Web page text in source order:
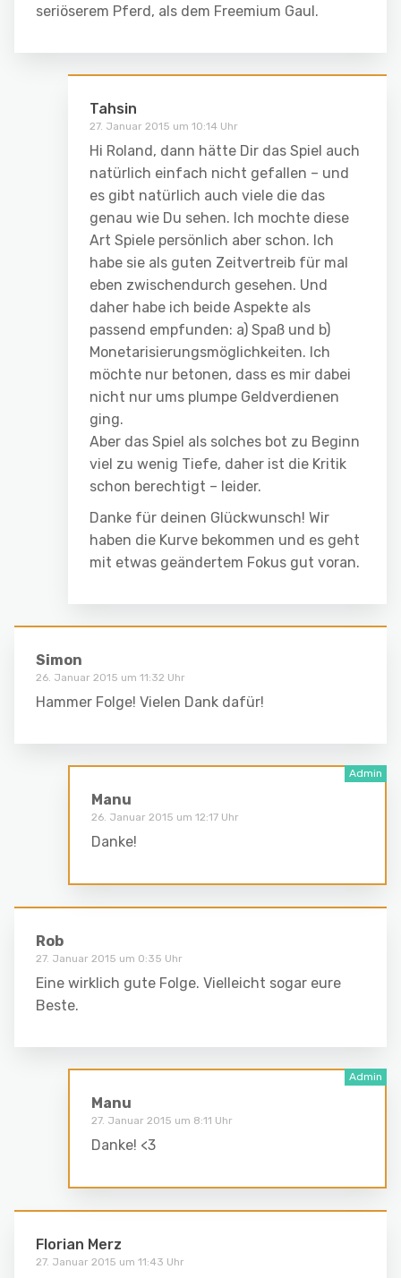
seriöserem Pferd, als dem Freemium Gaul.
Tahsin
27. Januar 2015 um 10:14 Uhr
Hi Roland, dann hätte Dir das Spiel auch
natürlich einfach nicht gefallen – und
es gibt natürlich auch viele die das
genau wie Du sehen. Ich mochte diese
Art Spiele persönlich aber schon. Ich
habe sie als guten Zeitvertreib für mal
eben zwischendurch gesehen. Und
daher habe ich beide Aspekte als
passend empfunden: a) Spaß und b)
Monetarisierungsmöglichkeiten. Ich
möchte nur betonen, dass es mir dabei
nicht nur ums plumpe Geldverdienen
ging.
Aber das Spiel als solches bot zu Beginn
viel zu wenig Tiefe, daher ist die Kritik
schon berechtigt – leider.
Danke für deinen Glückwunsch! Wir
haben die Kurve bekommen und es geht
mit etwas geändertem Fokus gut voran.
Simon
26. Januar 2015 um 11:32 Uhr
Hammer Folge! Vielen Dank dafür!
Manu
26. Januar 2015 um 12:17 Uhr
Danke!
Rob
27. Januar 2015 um 0:35 Uhr
Eine wirklich gute Folge. Vielleicht sogar eure
Beste.
Manu
27. Januar 2015 um 8:11 Uhr
Danke! <3
Florian Merz
27. Januar 2015 um 11:43 Uhr